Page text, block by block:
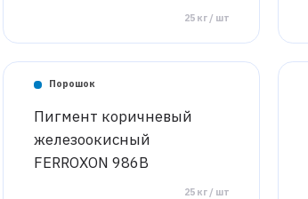
25 кг / шт
Порошок
Пигмент коричневый
железоокисный
FERROXON 986B
25 кг / шт